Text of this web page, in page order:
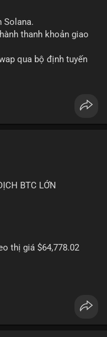
Solana.
thanh khoản giao
qua bộ định tuyến
BTC LỚN
thị giá $64,778.02
853 nghìn USD
nhận. Đây là mức